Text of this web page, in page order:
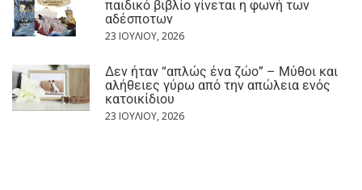
παιδικό βιβλίο γίνεται η φωνή των
αδέσποτων
23 ΙΟΥΛΊΟΥ, 2026
Δεν ήταν “απλώς ένα ζώο” – Μύθοι και
αλήθειες γύρω από την απώλεια ενός
κατοικίδιου
23 ΙΟΥΛΊΟΥ, 2026